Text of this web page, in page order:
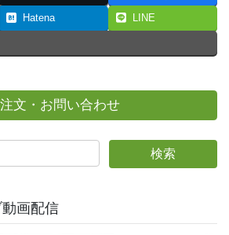
Hatena LINE
文・お問い合わせ
画配信